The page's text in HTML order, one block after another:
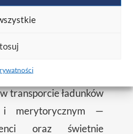
adekwatne do
transporcie ładunków
i merytorycznym —
oraz świetnie